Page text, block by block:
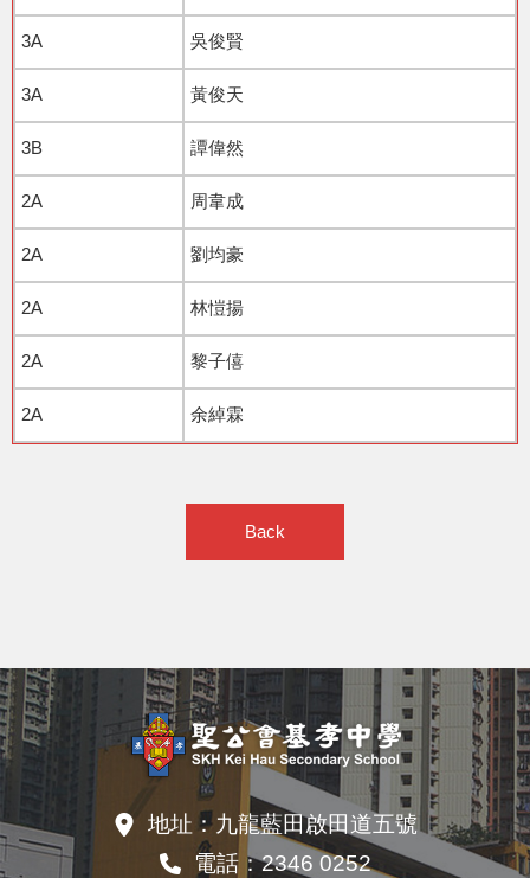
3A 吳俊賢
3A 黃俊天
3B 譚偉然
2A 周韋成
2A 劉均豪
2A 林愷揚
2A 黎子僖
2A 余綽霖
Back
地址：九龍藍田啟田道五號
電話：2346 0252